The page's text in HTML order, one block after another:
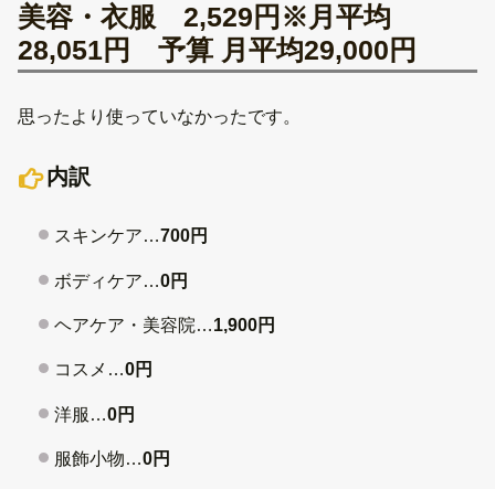
美容・衣服 2,529円※月平均
28,051円 予算 月平均29,000円
思ったより使っていなかったです。
内訳
スキンケア…700円
ボディケア…0円
ヘアケア・美容院…1,900円
コスメ…0円
洋服…0円
服飾小物…0円